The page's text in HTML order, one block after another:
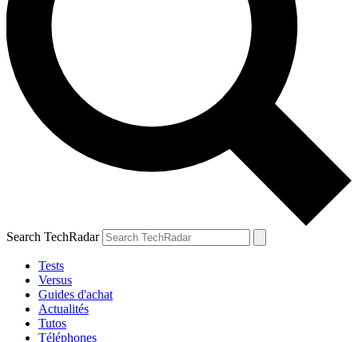
Search TechRadar
Tests
Versus
Guides d'achat
Actualités
Tutos
Téléphones